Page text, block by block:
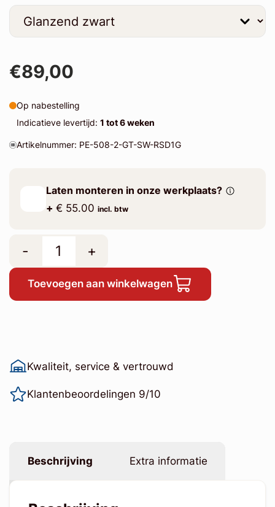
€89,00
Op nabestelling
Indicatieve levertijd: 1 tot 6 weken
Artikelnummer: PE-508-2-GT-SW-RSD1G
Laten monteren in onze werkplaats?
+ € 55.00 incl. btw
- +
Toevoegen aan winkelwagen
Kwaliteit, service & vertrouwd
Klantenbeoordelingen 9/10
Beschrijving Extra informatie